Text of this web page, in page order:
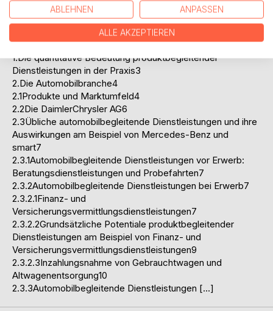
Abgrenzung des Betrachtungsgegenstandes2
Teil II - Die Einführung produktbegleitender
Dienstleistungen in der Praxis am Beispiel der Automobil-
und der Elektrizitätsbranche3
1.Die quantitative Bedeutung produktbegleitender
Dienstleistungen in der Praxis3
2.Die Automobilbranche4
2.1Produkte und Marktumfeld4
2.2Die DaimlerChrysler AG6
2.3Übliche automobilbegleitende Dienstleistungen und ihre
Auswirkungen am Beispiel von Mercedes-Benz und
smart7
2.3.1Automobilbegleitende Dienstleistungen vor Erwerb:
Beratungsdienstleistungen und Probefahrten7
2.3.2Automobilbegleitende Dienstleistungen bei Erwerb7
2.3.2.1Finanz- und
Versicherungsvermittlungsdienstleistungen7
2.3.2.2Grundsätzliche Potentiale produktbegleitender
Dienstleistungen am Beispiel von Finanz- und
Versicherungsvermittlungsdienstleistungen9
2.3.2.3Inzahlungsnahme von Gebrauchtwagen und
Altwagenentsorgung10
2.3.3Automobilbegleitende Dienstleistungen […]
ABLEHNEN ANPASSEN
ALLE AKZEPTIEREN